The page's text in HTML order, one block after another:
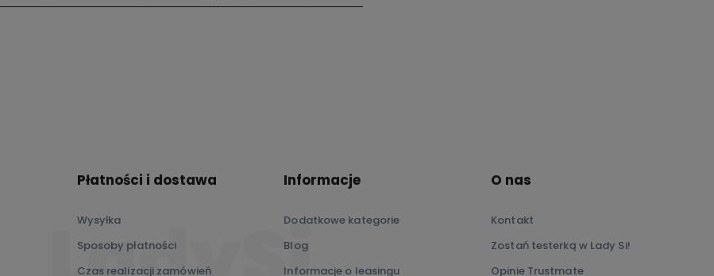
Płatności i dostawa
Wysyłka
Sposoby płatności
Czas realizacji zamówień
Informacje
Dodatkowe kategorie
Blog
Informacje o leasingu
O nas
Kontakt
Zostań testerką w Lady Si!
Opinie Trustmate